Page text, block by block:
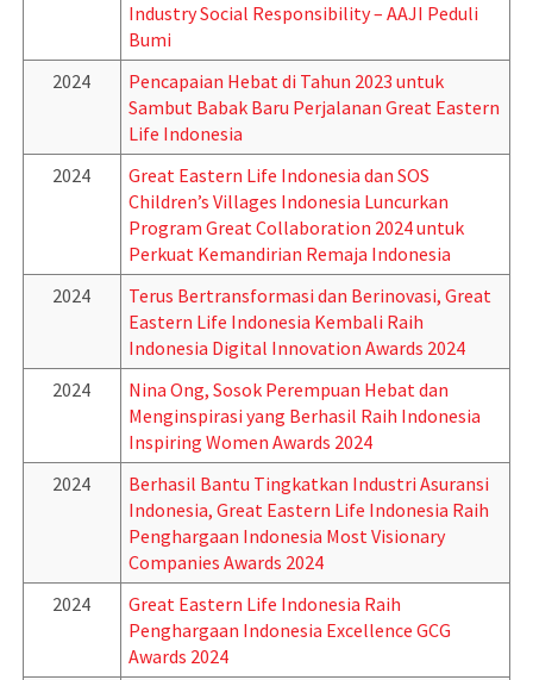
Industry Social Responsibility – AAJI Peduli
Bumi
2024
Pencapaian Hebat di Tahun 2023 untuk
Sambut Babak Baru Perjalanan Great Eastern
Life Indonesia
2024
Great Eastern Life Indonesia dan SOS
Children’s Villages Indonesia Luncurkan
Program Great Collaboration 2024 untuk
Perkuat Kemandirian Remaja Indonesia
2024
Terus Bertransformasi dan Berinovasi, Great
Eastern Life Indonesia Kembali Raih
Indonesia Digital Innovation Awards 2024
2024
Nina Ong, Sosok Perempuan Hebat dan
Menginspirasi yang Berhasil Raih Indonesia
Inspiring Women Awards 2024
2024
Berhasil Bantu Tingkatkan Industri Asuransi
Indonesia, Great Eastern Life Indonesia Raih
Penghargaan Indonesia Most Visionary
Companies Awards 2024
2024
Great Eastern Life Indonesia Raih
Penghargaan Indonesia Excellence GCG
Awards 2024